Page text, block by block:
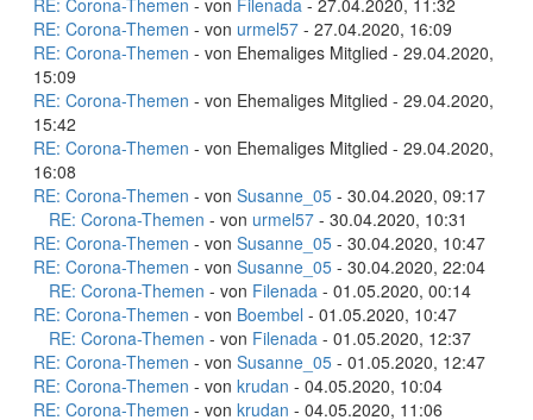
RE: Corona-Themen - von Filenada - 27.04.2020, 11:32
RE: Corona-Themen - von urmel57 - 27.04.2020, 16:09
RE: Corona-Themen - von Ehemaliges Mitglied - 29.04.2020,
15:09
RE: Corona-Themen - von Ehemaliges Mitglied - 29.04.2020,
15:42
RE: Corona-Themen - von Ehemaliges Mitglied - 29.04.2020,
16:08
RE: Corona-Themen - von Susanne_05 - 30.04.2020, 09:17
RE: Corona-Themen - von urmel57 - 30.04.2020, 10:31
RE: Corona-Themen - von Susanne_05 - 30.04.2020, 10:47
RE: Corona-Themen - von Susanne_05 - 30.04.2020, 22:04
RE: Corona-Themen - von Filenada - 01.05.2020, 00:14
RE: Corona-Themen - von Boembel - 01.05.2020, 10:47
RE: Corona-Themen - von Filenada - 01.05.2020, 12:37
RE: Corona-Themen - von Susanne_05 - 01.05.2020, 12:47
RE: Corona-Themen - von krudan - 04.05.2020, 10:04
RE: Corona-Themen - von krudan - 04.05.2020, 11:06